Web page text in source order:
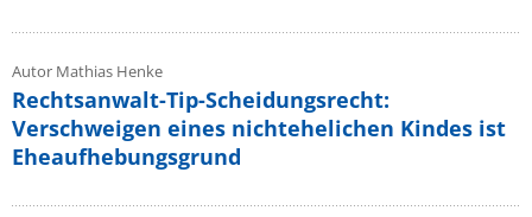
Autor Mathias Henke
Rechtsanwalt-Tip-Scheidungsrecht:
Verschweigen eines nichtehelichen Kindes ist
Eheaufhebungsgrund